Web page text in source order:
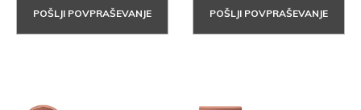
POŠLJI POVPRAŠEVANJE POŠLJI POVPRAŠEVANJE